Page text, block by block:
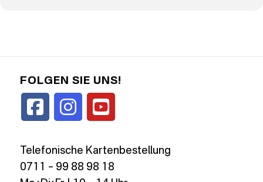
FOLGEN SIE UNS!
Telefonische Kartenbestellung
0711 – 99 88 98 18